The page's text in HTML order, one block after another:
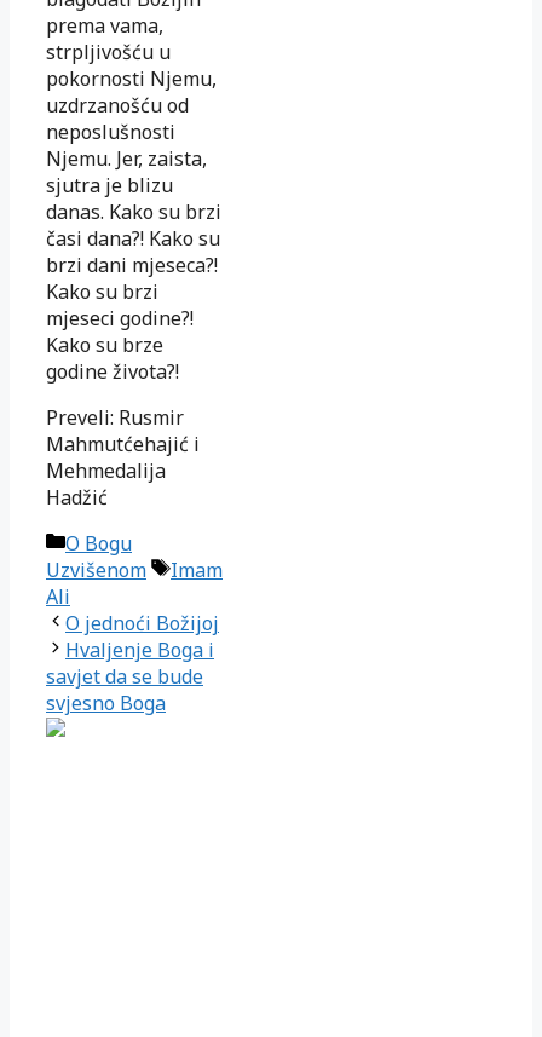
prema vama,
strpljivošću u
pokornosti Njemu,
uzdrzanošću od
neposlušnosti
Njemu. Jer, zaista,
sjutra je blizu
danas. Kako su brzi
časi dana?! Kako su
brzi dani mjeseca?!
Kako su brzi
mjeseci godine?!
Kako su brze
godine života?!
Preveli: Rusmir
Mahmutćehajić i
Mehmedalija
Hadžić
Kategorije
O Bogu
Uzvišenom
Oznake
Imam
Ali
O jednoći Božijoj
Hvaljenje Boga i
savjet da se bude
svjesno Boga